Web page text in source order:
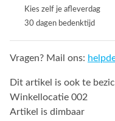
Kies zelf je afleverdag
30 dagen bedenktijd
Vragen? Mail ons:
Dit artikel is ook te
Winkellocatie 002
Artikel is dimbaar